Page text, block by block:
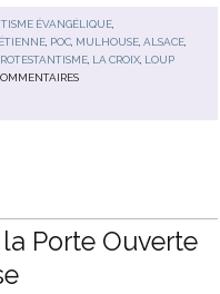
ÉVANGÉLIQUE,
, POC, MULHOUSE,ALSACE,
, LA CROIX, LOUP
Porte Ouverte